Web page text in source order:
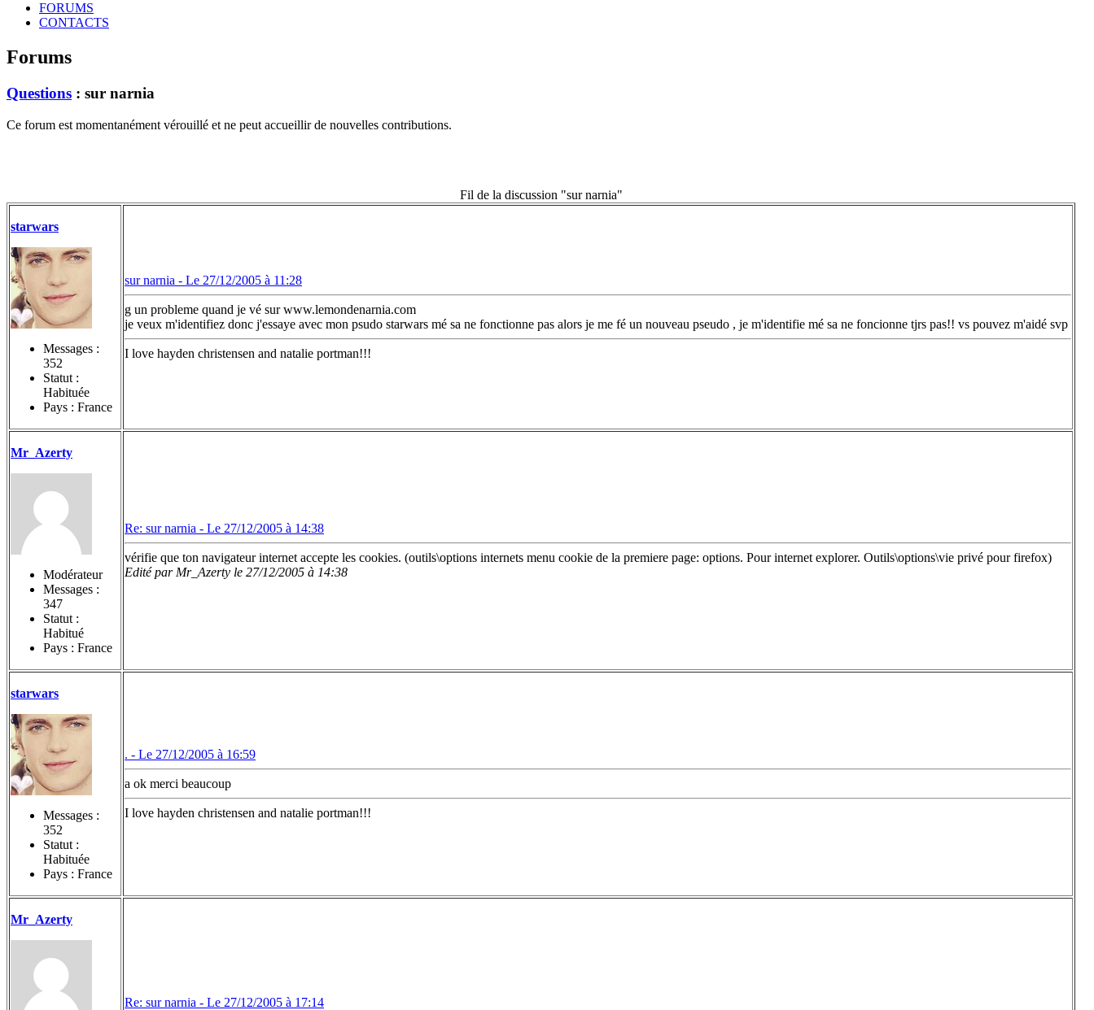
FORUMS
CONTACTS
Forums
Questions : sur narnia
Ce forum est momentanément vérouillé et ne peut accueillir de nouvelles contributions.
Fil de la discussion "sur narnia"
starwars
Messages :
352
Statut :
Habituée
Pays : France
sur narnia - Le 27/12/2005 à 11:28
g un probleme quand je vé sur www.lemondenarnia.com
je veux m'identifiez donc j'essaye avec mon psudo starwars mé sa ne fonctionne pas alors je me fé un nouveau pseudo , je m'identifie mé sa ne foncionne tjrs pas!! vs pouvez m'aidé svp
I love hayden christensen and natalie portman!!!
Mr_Azerty
Modérateur
Messages :
347
Statut :
Habitué
Pays : France
Re: sur narnia - Le 27/12/2005 à 14:38
vérifie que ton navigateur internet accepte les cookies. (outils\options internets menu cookie de la premiere page: options. Pour internet explorer. Outils\options\vie privé pour firefox)
Edité par Mr_Azerty le 27/12/2005 à 14:38
starwars
Messages :
352
Statut :
Habituée
Pays : France
. - Le 27/12/2005 à 16:59
a ok merci beaucoup
I love hayden christensen and natalie portman!!!
Mr_Azerty
Re: sur narnia - Le 27/12/2005 à 17:14